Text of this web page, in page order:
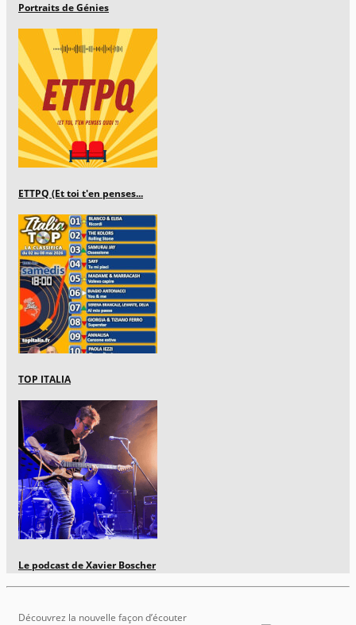
Portraits de Génies
ETTPQ (Et toi t'en penses...
TOP ITALIA
Le podcast de Xavier Boscher
Découvrez la nouvelle façon d’écouter